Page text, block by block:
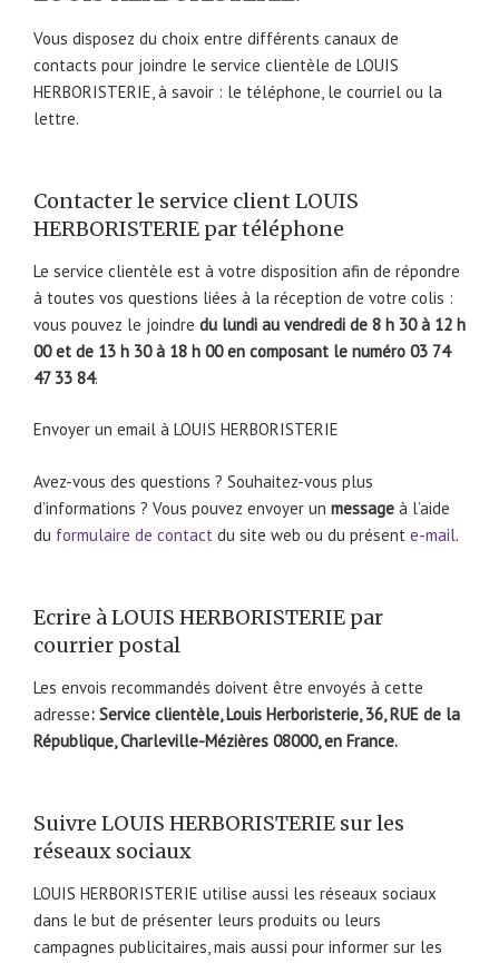
Vous disposez du choix entre différents canaux de
contacts pour joindre le service clientèle de LOUIS
HERBORISTERIE, à savoir : le téléphone, le courriel ou la
lettre.
Contacter le service client LOUIS
HERBORISTERIE par téléphone
Le service clientèle est à votre disposition afin de répondre
à toutes vos questions liées à la réception de votre colis :
vous pouvez le joindre du lundi au vendredi de 8 h 30 à 12 h
00 et de 13 h 30 à 18 h 00 en composant le numéro 03 74
47 33 84.
Envoyer un email à LOUIS HERBORISTERIE
Avez-vous des questions ? Souhaitez-vous plus
d’informations ? Vous pouvez envoyer un message à l’aide
du formulaire de contact du site web ou du présent e-mail.
Ecrire à LOUIS HERBORISTERIE par
courrier postal
Les envois recommandés doivent être envoyés à cette
adresse: Service clientèle, Louis Herboristerie, 36, RUE de la
République, Charleville-Mézières 08000, en France.
Suivre LOUIS HERBORISTERIE sur les
réseaux sociaux
LOUIS HERBORISTERIE utilise aussi les réseaux sociaux
dans le but de présenter leurs produits ou leurs
campagnes publicitaires, mais aussi pour informer sur les